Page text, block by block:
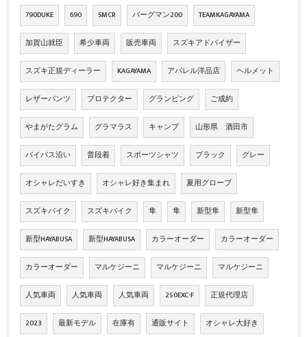
790DUKE 690 SMCR バーグマン200 TEAMKAGAYAMA
加賀山就臣 希少車両 販売車両 スズキアドバイザー
スズキ正規ディーラー KAGAYAMA アパレル洋品店 ヘルメット
レザーパンツ プロテクター グランピング ご成約
やまがたグラム グラマラス キャンプ 山形県 酒田市
バイパス沿い 普段着 スポーツシャツ ブラック グレー
オシャレだいすき オシャレ好き集まれ 夏用グローブ
スズキバイク スズキバイク 隼 隼 新型隼 新型隼
新型HAYABUSA 新型HAYABUSA カラーオーダー カラーオーダー
カラーオーダー マルケジーニ マルケジーニ マルケジーニ
人気車両 人気車両 人気車両 250EXC-F 正規代理店
2023 最新モデル 在庫有 通販サイト オシャレ大好き